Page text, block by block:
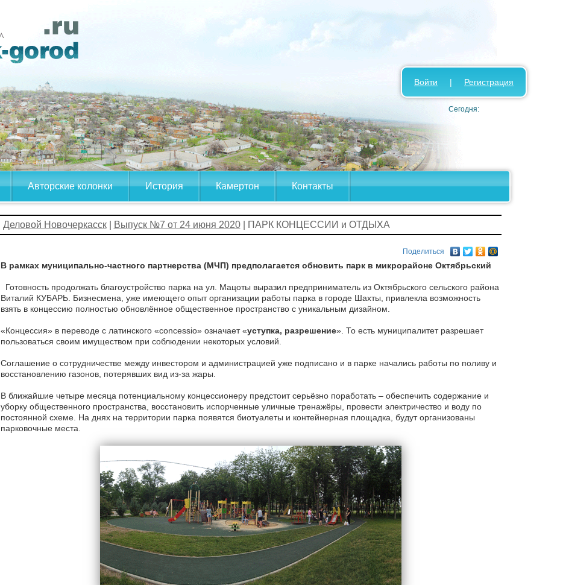
Авторские колонки История Камертон Контакты
Войти | Регистрация
Сегодня:
Деловой Новочеркасск| Выпуск №7 от 24 июня 2020| ПАРК КОНЦЕССИИ и ОТДЫХА
Поделиться
В рамках муниципально-частного партнерства (МЧП) предполагается обновить парк в микрорайоне Октябрьский
Готовность продолжать благоустройство парка на ул. Мацоты выразил предприниматель из Октябрьского сельского района
Виталий КУБАРЬ. Бизнесмена, уже имеющего опыт организации работы парка в городе Шахты, привлекла возможность
взять в концессию полностью обновлённое общественное пространство с уникальным дизайном.
«Концессия» в переводе с латинского «concessio» означает «уступка, разрешение». То есть муниципалитет разрешает
пользоваться своим имуществом при соблюдении некоторых условий.
Соглашение о сотрудничестве между инвестором и администрацией уже подписано и в парке начались работы по поливу и
восстановлению газонов, потерявших вид из-за жары.
В ближайшие четыре месяца потенциальному концессионеру предстоит серьёзно поработать – обеспечить содержание и
уборку общественного пространства, восстановить испорченные уличные тренажёры, провести электричество и воду по
постоянной схеме. На днях на территории парка появятся биотуалеты и контейнерная площадка, будут организованы
парковочные места.